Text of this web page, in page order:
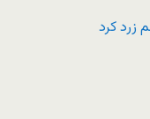
زرد کرد